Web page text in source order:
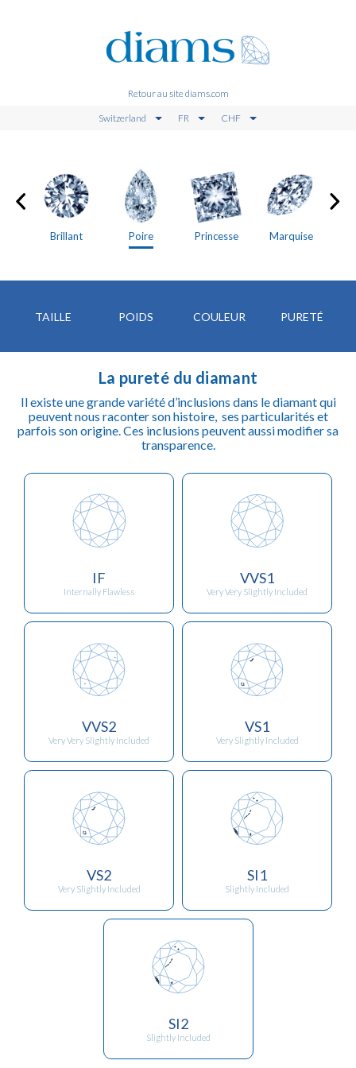
Retour au site diams.com
Switzerland FR CHF
Brillant Poire Princesse Marquise
TAILLE POIDS COULEUR PURETÉ
La pureté du diamant
Il existe une grande variété d’inclusions dans le diamant qui
peuvent nous raconter son histoire, ses particularités et
parfois son origine. Ces inclusions peuvent aussi modifier sa
transparence.
IF
Internally Flawless
VVS1
Very Very Slightly Included
VVS2
Very Very Slightly Included
VS1
Very Slightly Included
VS2
Very Slightly Included
SI1
Slightly Included
SI2
Slightly Included